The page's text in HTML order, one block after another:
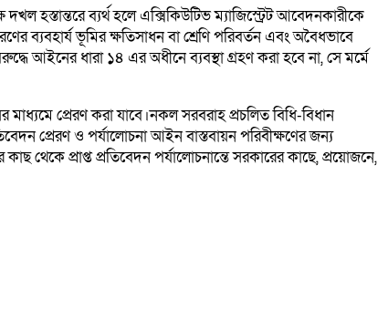
হস্তান্তরে ব্যর্থ হলে এক্সিকিউটিভ ম্যাজিস্ট্রেট আবেদনকারীকে
ব্যবহার্য ভূমির ক্ষতিসাধন বা শ্রেণি পরিবর্তন এবং অবৈধভাবে
আইনের ধারা ১৪ এর অধীনে ব্যবস্থা গ্রহণ করা হবে না, সে মর্মে
প্রেরণ করা যাবে।নকল সরবরাহ প্রচলিত বিধি-বিধান
প্রেরণ ও পর্যালোচনা আইন বাস্তবায়ন পরিবীক্ষণের জন্য
থেকে প্রাপ্ত প্রতিবেদন পর্যালোচনান্তে সরকারের কাছে, প্রয়োজনে,